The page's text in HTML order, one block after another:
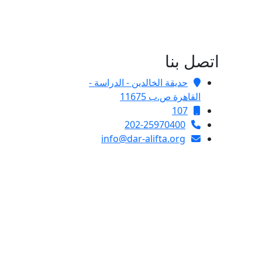
اتصل بنا
حديقة الخالدين - الدراسة -
القاهرة ص.ب 11675
107
202-25970400
info@dar-alifta.org